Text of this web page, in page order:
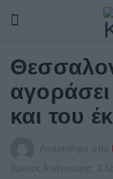
και του
Αναρτήθηκε από
Χρόνος Ανάγνωσης: 2